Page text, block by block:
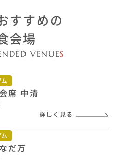
すすめの
会場
VENUES
席 中清
詳しく見る
だ万